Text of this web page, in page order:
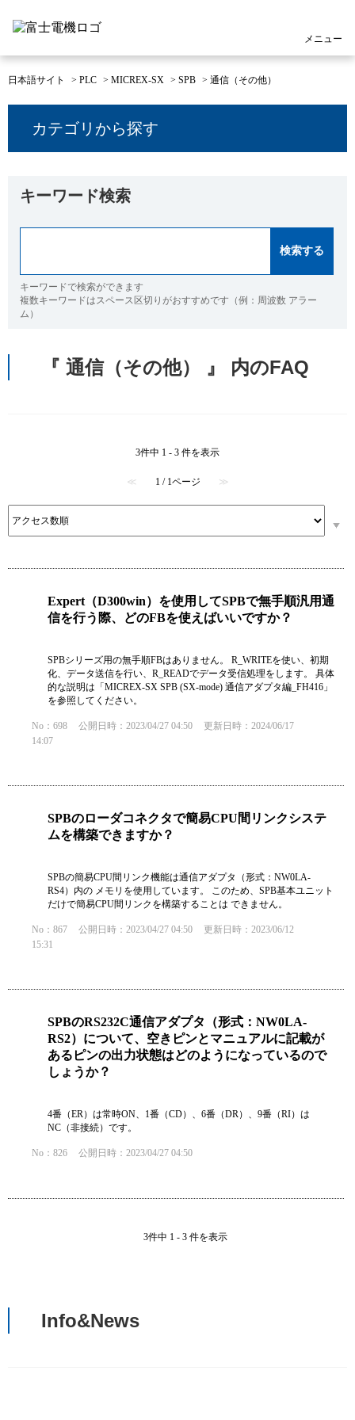
メニュー
日本語サイト > PLC > MICREX-SX > SPB > 通信（その他）
カテゴリから探す
キーワード検索
キーワードで検索ができます
複数キーワードはスペース区切りがおすすめです（例：周波数 アラー
ム）
『 通信（その他） 』 内のFAQ
3件中 1 - 3 件を表示
≪ 1 / 1ページ ≫
Expert（D300win）を使用してSPBで無手順汎用通
信を行う際、どのFBを使えばいいですか？
SPBシリーズ用の無手順FBはありません。 R_WRITEを使い、初期
化、データ送信を行い、R_READでデータ受信処理をします。 具体
的な説明は「MICREX-SX SPB (SX-mode) 通信アダプタ編_FH416」
を参照してください。
No：698 公開日時：2023/04/27 04:50
更新日時：2024/06/17
14:07
SPBのローダコネクタで簡易CPU間リンクシステ
ムを構築できますか？
SPBの簡易CPU間リンク機能は通信アダプタ（形式：NW0LA-
RS4）内の メモリを使用しています。 このため、SPB基本ユニット
だけで簡易CPU間リンクを構築することは できません。
No：867 公開日時：2023/04/27 04:50
更新日時：2023/06/12
15:31
SPBのRS232C通信アダプタ（形式：NW0LA-
RS2）について、空きピンとマニュアルに記載が
あるピンの出力状態はどのようになっているので
しょうか？
4番（ER）は常時ON、1番（CD）、6番（DR）、9番（RI）は
NC（非接続）です。
No：826 公開日時：2023/04/27 04:50
3件中 1 - 3 件を表示
Info&News